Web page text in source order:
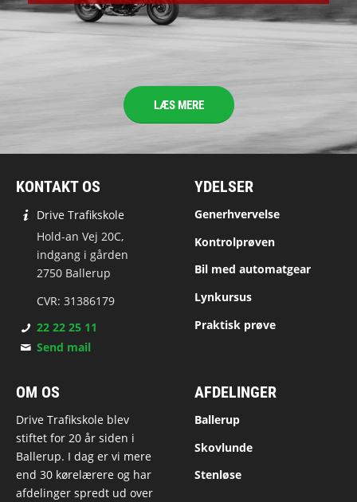
LÆS MERE
KONTAKT OS
Drive Trafikskole
Hold-an Vej 20C,
indgang i gården
2750 Ballerup
CVR: 31386179
22 22 25 11
Send mail
YDELSER
Generhvervelse
Kontrolprøven
Bil med automatgear
Lynkursus
Praktisk prøve
OM OS
Drive Trafikskole blev
stiftet for 20 år siden i
Ballerup. I dag er vi mere
end 30 kørelærere og har
afdelinger spredt ud over
AFDELINGER
Ballerup
Skovlunde
Stenløse